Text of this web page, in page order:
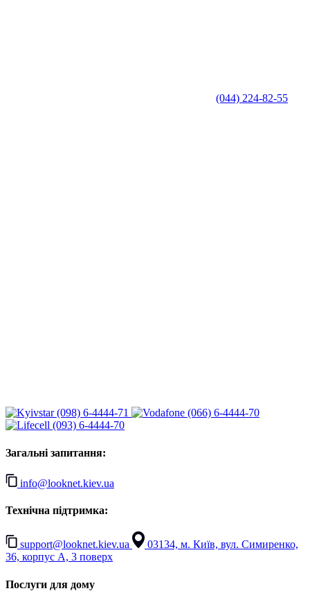
(044) 224-82-55
(098) 6-4444-71
(066) 6-4444-70
(093) 6-4444-70
Загальні запитання:
info@looknet.kiev.ua
Технічна підтримка:
support@looknet.kiev.ua
03134, м. Київ, вул. Симиренко,
36, корпус А, 3 поверх
Послуги для дому